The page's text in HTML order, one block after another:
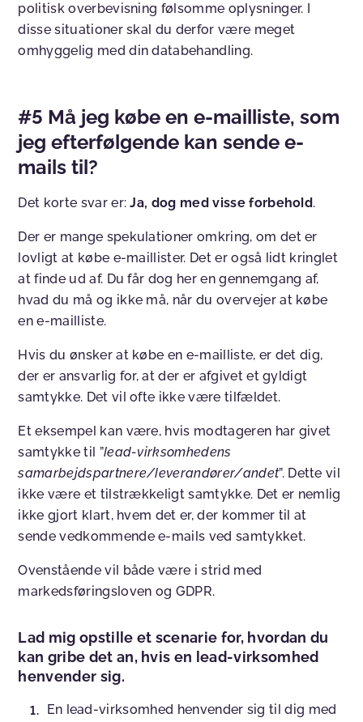
politisk overbevisning følsomme oplysninger. I
disse situationer skal du derfor være meget
omhyggelig med din databehandling.
#5 Må jeg købe en e-mailliste, som
jeg efterfølgende kan sende e-
mails til?
Det korte svar er:Ja, dog med visse forbehold.
Der er mange spekulationer omkring, om det er
lovligt at købe e-maillister. Det er også lidt kringlet
at finde ud af. Du får dog her en gennemgang af,
hvad du må og ikke må, når du overvejer at købe
en e-mailliste.
Hvis du ønsker at købe en e-mailliste, er det dig,
der er ansvarlig for, at der er afgivet et gyldigt
samtykke. Det vil ofte ikke være tilfældet.
Et eksempel kan være, hvis modtageren har givet
samtykke til ”lead-virksomhedens
samarbejdspartnere/leverandører/andet”. Dette vil
ikke være et tilstrækkeligt samtykke. Det er nemlig
ikke gjort klart, hvem det er, der kommer til at
sende vedkommende e-mails ved samtykket.
Ovenstående vil både være i strid med
markedsføringsloven og GDPR.
Lad mig opstille et scenarie for, hvordan du
kan gribe det an, hvis en lead-virksomhed
henvender sig.
En lead-virksomhed henvender sig til dig med